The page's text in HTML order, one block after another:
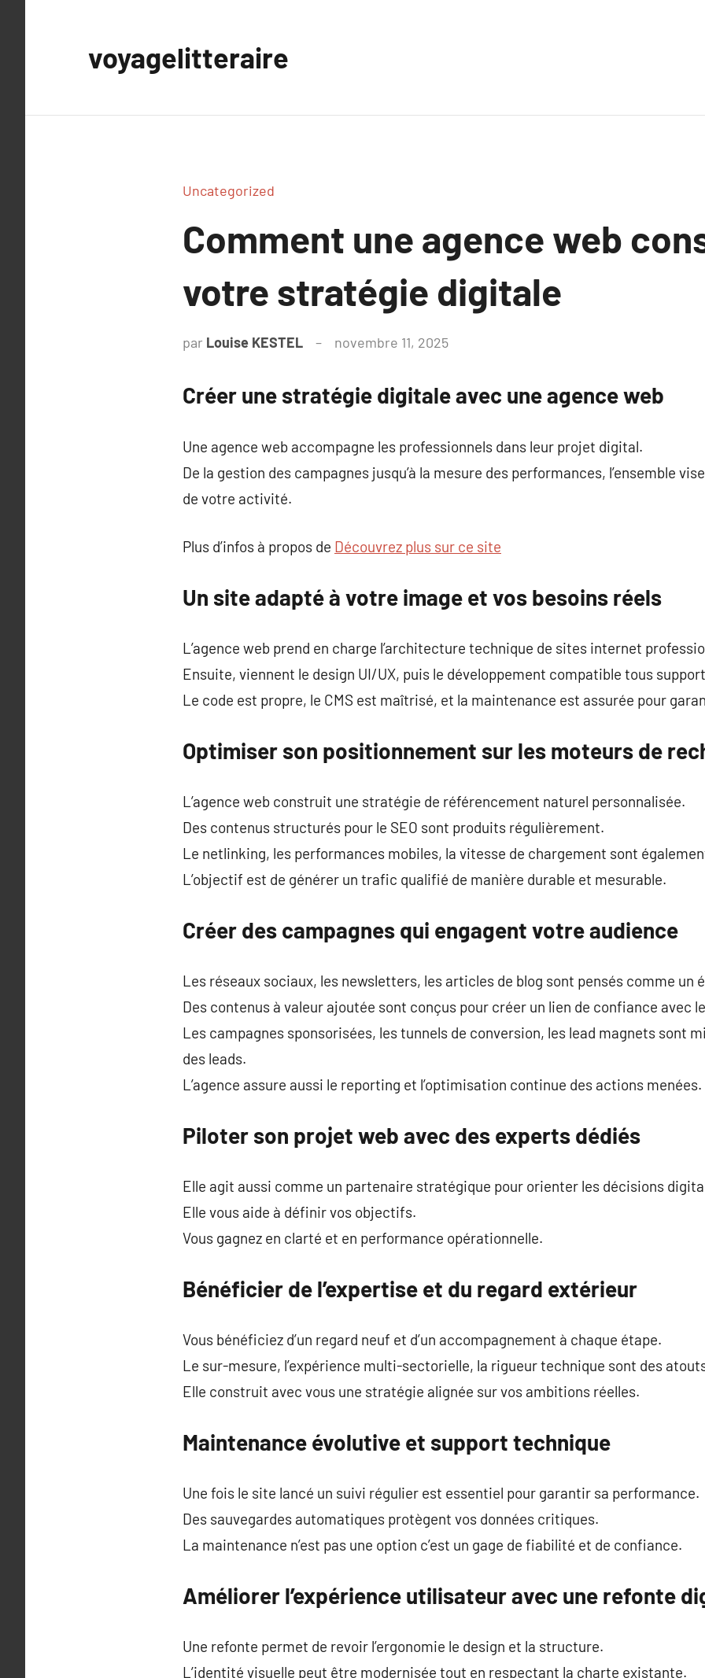
voyagelitteraire
Uncategorized
Comment une agence web
votre stratégie digitale
par Louise KESTEL novembre 11, 2025
Créer une stratégie digitale avec une agence web
Une agence web accompagne les professionnels dans leur projet digital.
De la gestion des campagnes jusqu’à la mesure des performances, l’ensemble
de votre activité.
Plus d’infos à propos de Découvrez plus sur ce site
Un site adapté à votre image et vos besoins réels
L’agence web prend en charge l’architecture technique de sites internet
Ensuite, viennent le design UI/UX, puis le développement compatible tous
Le code est propre, le CMS est maîtrisé, et la maintenance est assurée pour
Optimiser son positionnement sur les moteurs de
L’agence web construit une stratégie de référencement naturel personnalisée.
Des contenus structurés pour le SEO sont produits régulièrement.
Le netlinking, les performances mobiles, la vitesse de chargement sont
L’objectif est de générer un trafic qualifié de manière durable et mesurable.
Créer des campagnes qui engagent votre audience
Les réseaux sociaux, les newsletters, les articles de blog sont pensés comme un
Des contenus à valeur ajoutée sont conçus pour créer un lien de confiance avec
Les campagnes sponsorisées, les tunnels de conversion, les lead magnets sont
des leads.
L’agence assure aussi le reporting et l’optimisation continue des actions menées.
Piloter son projet web avec des experts dédiés
Elle agit aussi comme un partenaire stratégique pour orienter les décisions
Elle vous aide à définir vos objectifs.
Vous gagnez en clarté et en performance opérationnelle.
Bénéficier de l’expertise et du regard extérieur
Vous bénéficiez d’un regard neuf et d’un accompagnement à chaque étape.
Le sur-mesure, l’expérience multi-sectorielle, la rigueur technique sont des
Elle construit avec vous une stratégie alignée sur vos ambitions réelles.
Maintenance évolutive et support technique
Une fois le site lancé un suivi régulier est essentiel pour garantir sa performance.
Des sauvegardes automatiques protègent vos données critiques.
La maintenance n’est pas une option c’est un gage de fiabilité et de confiance.
Améliorer l’expérience utilisateur avec une refonte
Une refonte permet de revoir l’ergonomie le design et la structure.
L’identité visuelle peut être modernisée tout en respectant la charte existante.